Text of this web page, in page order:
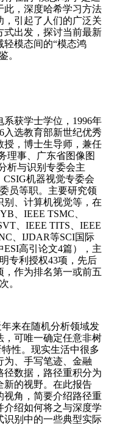
此，深度哈希学习方法
，引起了人们的广泛关
式出发，探讨当前最新
轻模态间的“模态鸿
。
获学士学位， 1996年
入选教育部新世纪优秀
授，博士生导师，兼任
理事、广东省图像图
析与识别专委会主
CSIG机器视觉专委会
员等职。主要研究领
别、计算机视觉等，在
IEEE TSMC
IEEE TITS
IEEE
IJDAR等SCI国际
ESI高引论文4篇），主
专利授权43项，先后
，作为排名第一或前五
次。
年来在随机分析领域发
，可唯一确定任意非树
特性。现实生活中很多
为、手写笔迹、金融
径数据，路径重积分为
新的视野。在此报告
视角，简要介绍路径重
介绍如何将之与深度学
识别中的一些典型实际